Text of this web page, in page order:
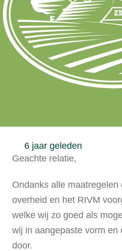
6 jaar geleden
Geachte relatie,
Ondanks alle maatregelen
overheid en het RIVM
welke wij zo goed als
wij in aangepaste vorm en
door.